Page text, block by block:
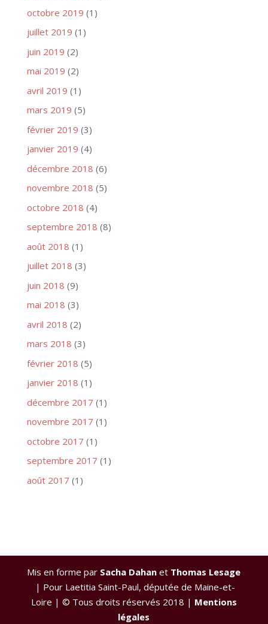
octobre 2019 (1)
juillet 2019 (1)
juin 2019 (2)
mai 2019 (2)
avril 2019 (1)
mars 2019 (5)
février 2019 (3)
janvier 2019 (4)
décembre 2018 (6)
novembre 2018 (5)
octobre 2018 (4)
septembre 2018 (8)
août 2018 (1)
juillet 2018 (3)
juin 2018 (9)
mai 2018 (3)
avril 2018 (2)
mars 2018 (3)
février 2018 (5)
janvier 2018 (1)
décembre 2017 (1)
novembre 2017 (1)
octobre 2017 (1)
septembre 2017 (1)
août 2017 (1)
Mis en forme par Sacha Dahan et Thomas Lesage
| Pour Laetitia Saint-Paul, députée de Maine-et-
Loire | © Tous droits réservés 2018 | Mentions
légales